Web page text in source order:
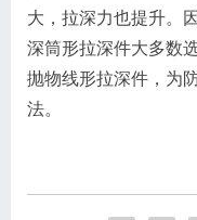
大，拉深力也提升。
深筒形拉深件大多数
抛物线形拉深件，为
法。